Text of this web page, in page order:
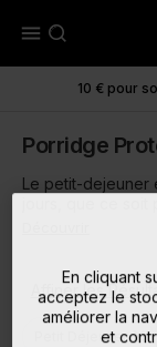
menu
10 € pour
Porridge
Le petit-dejeuner
Affiner les
Petit Déjeunerclose
En cliquant
acceptez le
améliorer la
et